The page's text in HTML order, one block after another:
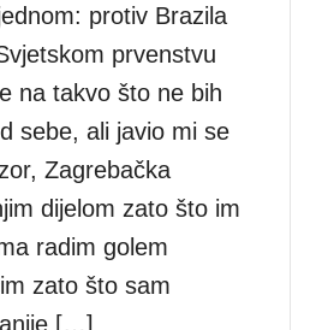
protiv Brazila
prvenstvu
na takvo što ne bih
sebe, ali javio mi se
Zagrebačka
dijelom zato što im
radim golem
zato što sam
[…]